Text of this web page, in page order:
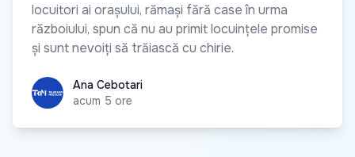
locuitori ai orașului, rămași fără case în urma
războiului, spun că nu au primit locuințele promise
și sunt nevoiți să trăiască cu chirie.
Ana CebotariAna Cebotari
acum 5 ore